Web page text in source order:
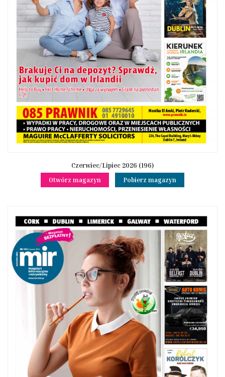
Czerwiec/Lipiec 2026 (196)
Otwórz magazyn
Pobierz magazyn